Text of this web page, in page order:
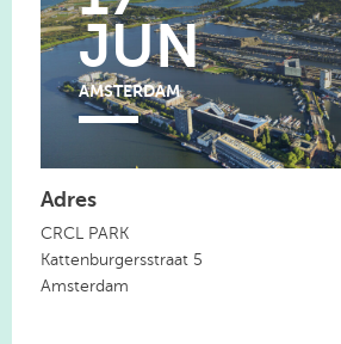
JUN
AMSTERDAM
Adres
CRCL PARK
Kattenburgersstraat 5
Amsterdam